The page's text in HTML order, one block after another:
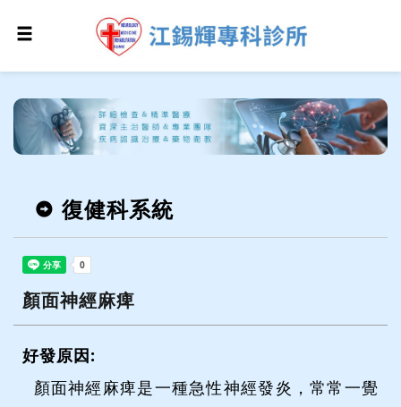
復健科系統
顏面神經麻痺
好發原因:
顏面神經麻痺是一種急性神經發炎，常常一覺